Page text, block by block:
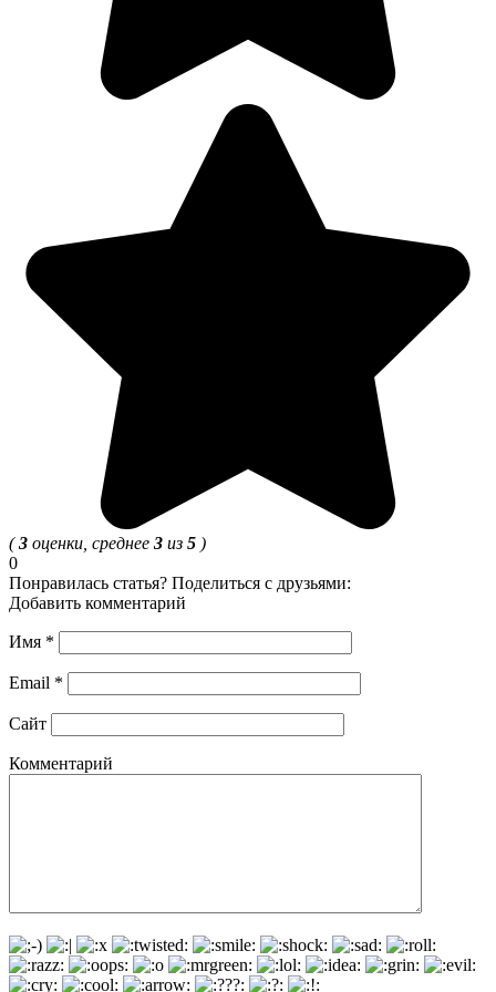
(3 оценки, среднее 3 из 5 )
0
Понравилась статья? Поделиться с друзьями:
Добавить комментарий
Имя *
Email *
Сайт
Комментарий